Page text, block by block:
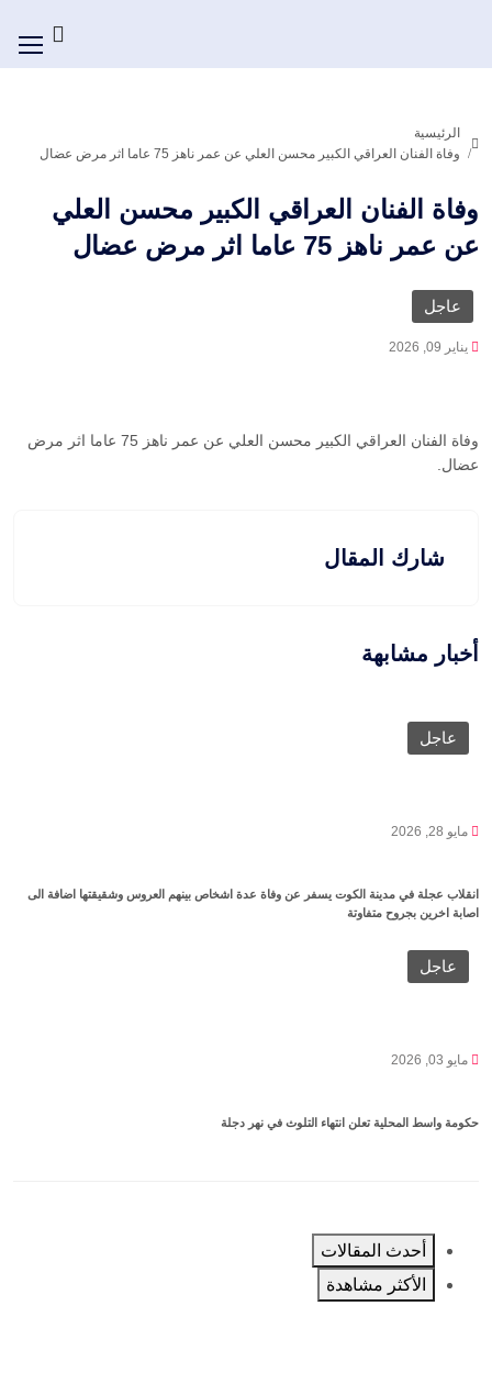
الرئيسية
وفاة الفنان العراقي الكبير محسن العلي عن عمر ناهز 75 عاما اثر مرض عضال
وفاة الفنان العراقي الكبير محسن العلي
عن عمر ناهز 75 عاما اثر مرض عضال
عاجل
يناير 09, 2026
وفاة الفنان العراقي الكبير محسن العلي عن عمر ناهز 75 عاما اثر مرض
عضال.
شارك المقال
أخبار مشابهة
عاجل
مايو 28, 2026
انقلاب عجلة في مدينة الكوت يسفر عن وفاة عدة اشخاص بينهم العروس وشقيقتها اضافة الى
اصابة اخرين بجروح متفاوتة
عاجل
مايو 03, 2026
حكومة واسط المحلية تعلن انتهاء التلوث في نهر دجلة
أحدث المقالات
الأكثر مشاهدة